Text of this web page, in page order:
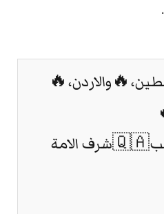
واساء لقائد،🤙وشعب🇶🇦شرف الامة